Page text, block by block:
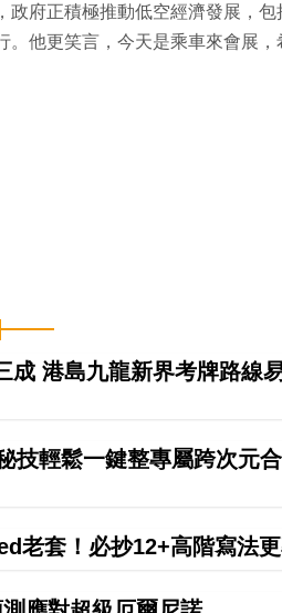
政府正積極推動低空經濟發展，包
。他更笑言，今天是乘車來會展，
成 港島九龍新界考牌路線
技輕鬆一鍵整專屬跨次元
老套！必抄12+高階寫法